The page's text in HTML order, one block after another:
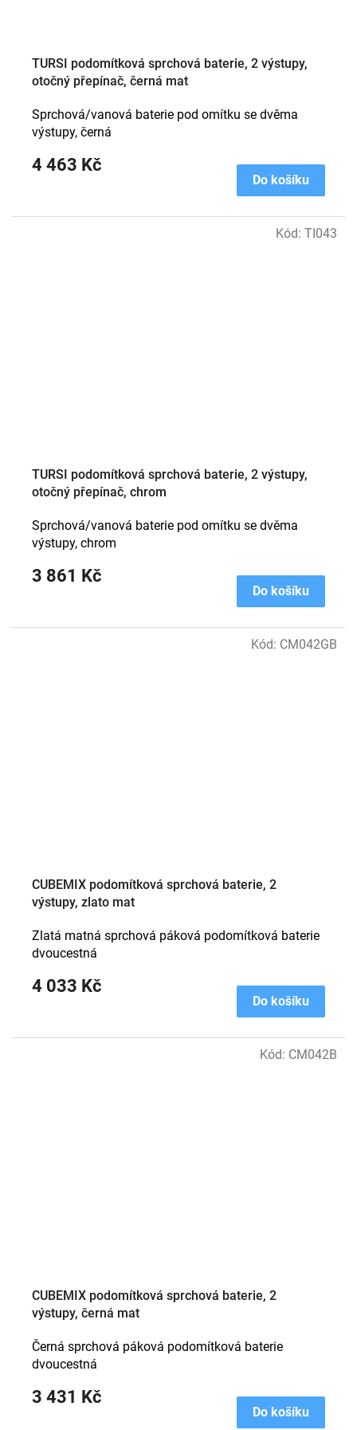
TURSI podomítková sprchová baterie, 2 výstupy,
otočný přepínač, černá mat
4 463 Kč
Do košíku
Sprchová/vanová baterie pod omítku se dvěma
výstupy, černá
TURSI podomítková sprchová baterie, 2 výstupy,
otočný přepínač, chrom
3 861 Kč
Do košíku
Sprchová/vanová baterie pod omítku se dvěma
výstupy, chrom
Kód: TI043
CUBEMIX podomítková sprchová baterie, 2
výstupy, zlato mat
4 033 Kč
Do košíku
Zlatá matná sprchová páková podomítková baterie
dvoucestná
Kód: CM042GB
CUBEMIX podomítková sprchová baterie, 2
výstupy, černá mat
3 431 Kč
Do košíku
Černá sprchová páková podomítková baterie
dvoucestná
Kód: CM042B